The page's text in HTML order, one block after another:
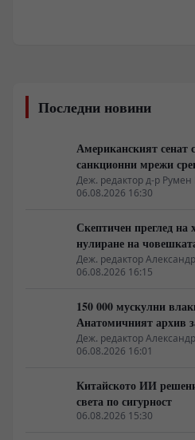
Последни новини
Американският сенат
санкционни мрежи
Деж. редактор д-р Румен
06.08.2026 16:30
Скептичен преглед на
нулиране на
Деж. редактор
06.08.2026 16:15
150 000 мускулни
Анатомичният архив
Деж. редактор
06.08.2026 16:01
Китайското ИИ
света по сигурност
06.08.2026 15:30